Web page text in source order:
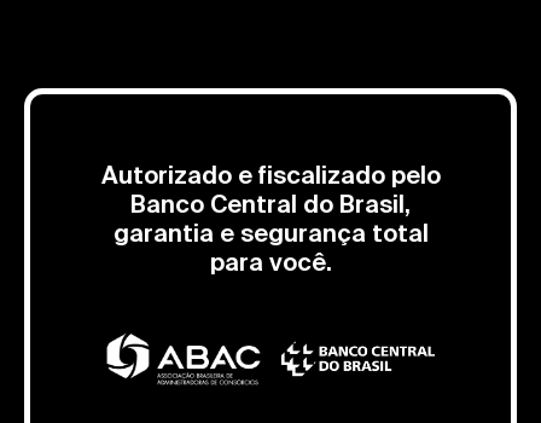
Autorizado e fiscalizado pelo
Banco Central do Brasil,
garantia e segurança total
para você.